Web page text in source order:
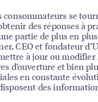
consommateurs se
des réponses à
partie de plus en
CEO et fondateur
à jour ou modifier
d’ouverture et bien
en constante
des